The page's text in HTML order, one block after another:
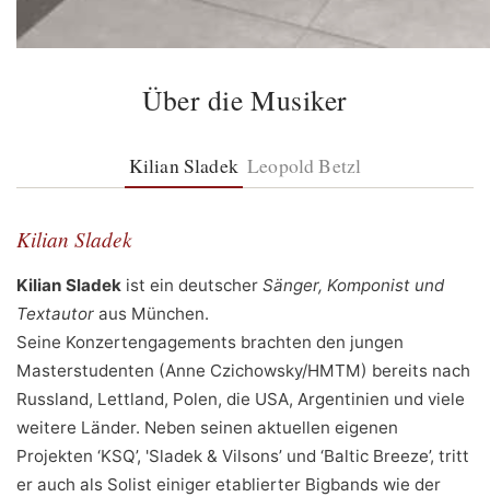
Über die Musiker
Kilian Sladek Leopold Betzl
Kilian Sladek
Kilian Sladek ist ein deutscher Sänger, Komponist und
Textautor aus München.
Seine Konzertengagements brachten den jungen
Masterstudenten (Anne Czichowsky/HMTM) bereits nach
Russland, Lettland, Polen, die USA, Argentinien und viele
weitere Länder. Neben seinen aktuellen eigenen
Projekten ‘KSQ’, 'Sladek & Vilsons’ und ‘Baltic Breeze’, tritt
er auch als Solist einiger etablierter Bigbands wie der